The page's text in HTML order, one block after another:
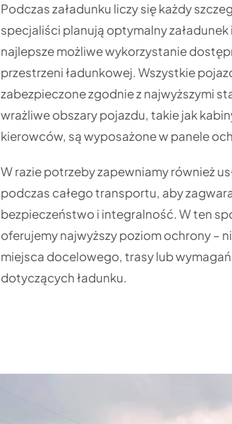
Podczas załadunku liczy się każdy
specjaliści planują optymalny załadunek
najlepsze możliwe wykorzystanie
przestrzeni ładunkowej. Wszystkie
zabezpieczone zgodnie z najwyższymi
wrażliwe obszary pojazdu, takie jak
kierowców, są wyposażone w panele
W razie potrzeby zapewniamy również
podczas całego transportu, aby
bezpieczeństwo i integralność. W ten
oferujemy najwyższy poziom ochrony –
miejsca docelowego, trasy lub wymagań
dotyczących ładunku.